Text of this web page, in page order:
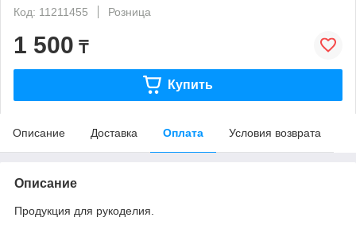
Код: 11211455
Розница
1 500 ₸
Купить
Описание Доставка Оплата Условия возврата
Описание
Продукция для рукоделия.